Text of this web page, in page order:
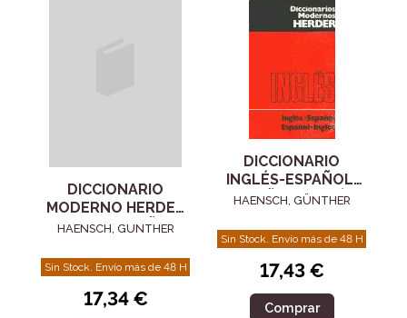
DICCIONARIO
MODERNO HERDER
ALEM N-ESPAÑOL,
HAENSCH, GUNTHER
Sin Stock. Envío más de 48 H
17,34 €
DICCIONARIO
INGLÉS-ESPAÑOL,
ESPAÑOL-INGLÉS
HAENSCH, GÜNTHER
Sin Stock. Envío más de 48 H
17,43 €
Comprar